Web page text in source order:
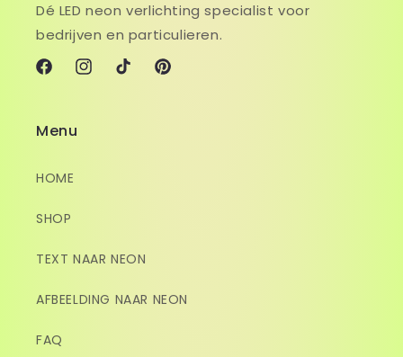
Dé LED neon verlichting specialist voor
bedrijven en particulieren.
FacebookInstagramTikTokPinterest
Menu
HOME
SHOP
TEXT NAAR NEON
AFBEELDING NAAR NEON
FAQ